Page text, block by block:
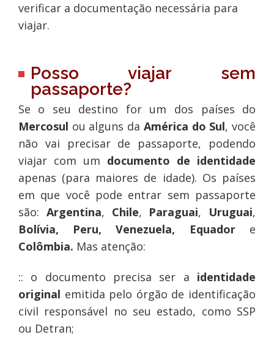
verificar a documentação necessária para
viajar.
Posso viajar sem
passaporte?
Se o seu destino for um dos países do
Mercosul ou alguns da América do Sul, você
não vai precisar de passaporte, podendo
viajar com um documento de identidade
apenas (para maiores de idade). Os países
em que você pode entrar sem passaporte
são: Argentina, Chile, Paraguai, Uruguai,
Bolívia, Peru, Venezuela, Equador e
Colômbia. Mas atenção:
:: o documento precisa ser a identidade
original emitida pelo órgão de identificação
civil responsável no seu estado, como SSP
ou Detran;